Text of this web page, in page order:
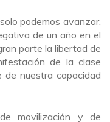
podemos avanzar,
de un año en el
parte la libertad de
de la clase
de nuestra capacidad
movilización y de